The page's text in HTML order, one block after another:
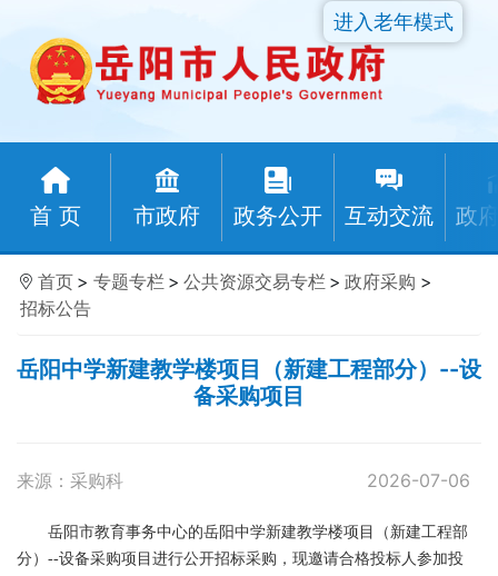
首 页 市政府 政务公开 互动交流 政
进入老年模式
首页 > 专题专栏 > 公共资源交易专栏 > 政府采购 >
招标公告
岳阳中学新建教学楼项目（新建工程部分）--设
备采购项目
来源：采购科 2026-07-06
岳阳市教育事务中心的岳阳中学新建教学楼项目（新建工程部
分） --设备采购项目进行公开招标采购，现邀请合格投标人参加投